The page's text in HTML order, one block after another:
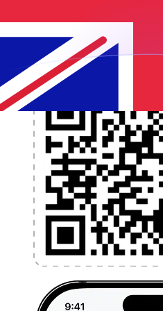
l'application dès aujourd'hui !